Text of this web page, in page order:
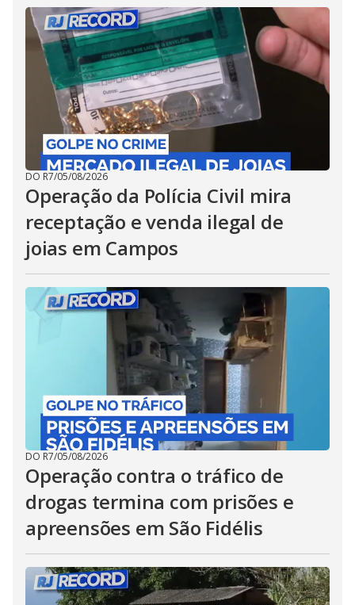
DO R7/05/08/2026
Operação da Polícia Civil mira
receptação e venda ilegal de
joias em Campos
DO R7/05/08/2026
Operação contra o tráfico de
drogas termina com prisões e
apreensões em São Fidélis